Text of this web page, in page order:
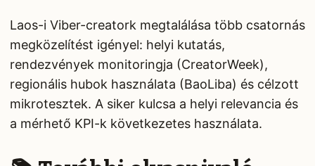
Laos-i Viber-creatork megtalálása több csatornás
megközelítést igényel: helyi kutatás,
rendezvények monitoringja (CreatorWeek),
regionális hubok használata (BaoLiba) és célzott
mikrotesztek. A siker kulcsa a helyi relevancia és
a mérhető KPI-k következetes használata.